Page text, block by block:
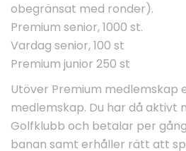
obegränsat med ronder).
Premium senior, 1000 st.
Vardag senior, 100 st
Premium junior 250 st
Utöver Premium medlemskap
medlemskap. Du har då aktivt
Golfklubb och betalar per
banan samt erhåller rätt att